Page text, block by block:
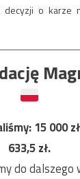
decyzji o karze
15 000
633,5zł.
do dalszego